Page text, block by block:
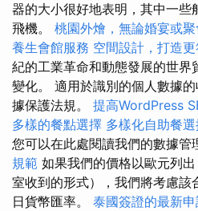
器的大小很好地表明，其中一些
飛機。 桃園外燴，無論婚宴或
養生會館服務 空間設計，打造
紀的工業革命和動態發展的世界
變化。 適用於識別的個人數據
據保護法規。 提高WordPress
多樣的餐點選擇 多樣化自助餐
您可以在此處閱讀我們的數據管
規範 如果我們的價格以歐元列
室收到的形式），我們將考慮該
日貨幣匯率。 泰國簽證的最新